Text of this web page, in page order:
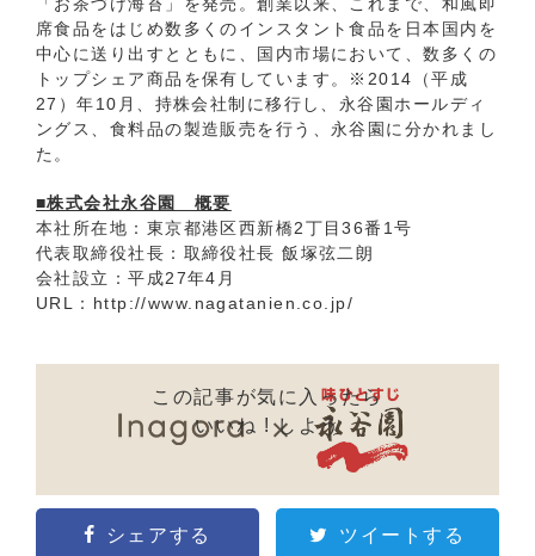
席食品をはじめ数多くのインスタント食品を日本国内を
中心に送り出すとともに、国内市場において、数多くの
トップシェア商品を保有しています。※2014（平成
27）年10月、持株会社制に移行し、永谷園ホールディ
ングス、食料品の製造販売を行う、永谷園に分かれまし
た。
■株式会社永谷園 概要
本社所在地：東京都港区西新橋2丁目36番1号
代表取締役社長：取締役社長 飯塚弦二朗
会社設立：平成27年4月
URL： http://www.nagatanien.co.jp/
この記事が気に入ったら
いいね ! しよう
シェアする ツイートする